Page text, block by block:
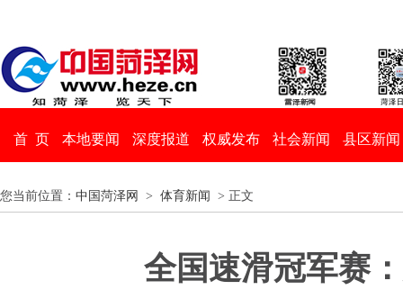
首 页 本地要闻 深度报道 权威发布 社会新闻 县区新闻
您当前位置： 中国菏泽网 > 体育新闻 > 正文
全国速滑冠军赛